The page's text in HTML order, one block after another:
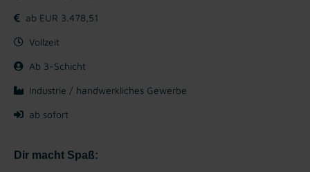
ab EUR 3.478,51
Vollzeit
Ab 3-Schicht
Industrie / handwerkliches Gewerbe
ab sofort
Dir macht Spaß: